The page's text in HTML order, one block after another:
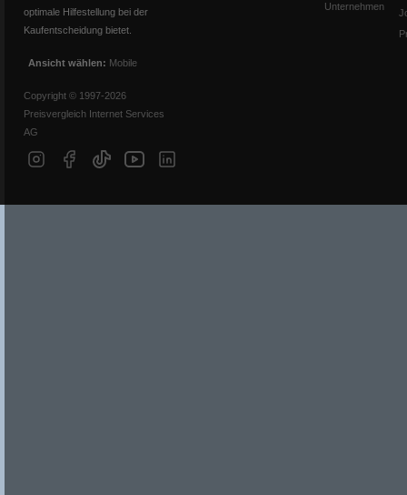
optimale Hilfestellung bei der
Kaufentscheidung bietet.
Ansicht wählen: Mobile
Copyright © 1997-2026
Preisvergleich Internet Services
AG
Unternehmen